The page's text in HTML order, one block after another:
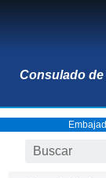
Consulado